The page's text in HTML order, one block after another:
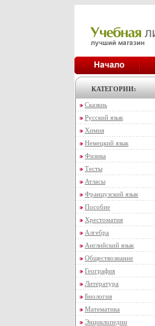
КАТЕГОРИИ:
Сказкиь
Русский язык
Химия
Немецкий язык
Физика
Тесты
Атласы
Французский язык
Пособие
Хрестоматия
Алгебра
Английский язык
Обществознание
География
Литература
Биология
Математика
Энциклопедии